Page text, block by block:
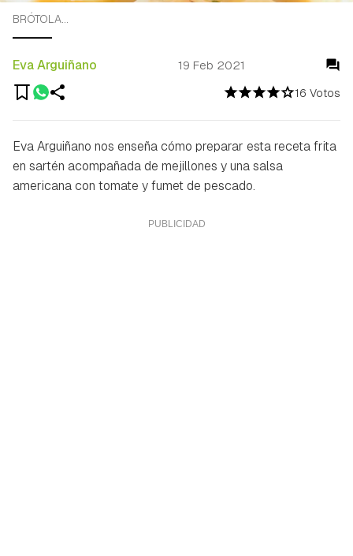
16 Votos
Eva Arguiñano 19 Feb 2021
BRÓTOLA...
Eva Arguiñano nos enseña cómo preparar esta receta frita
en sartén acompañada de mejillones y una salsa
americana con tomate y fumet de pescado.